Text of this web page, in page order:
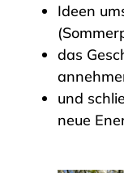
Ideen
das
und
neue